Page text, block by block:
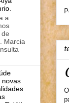
a
Marcia
novas